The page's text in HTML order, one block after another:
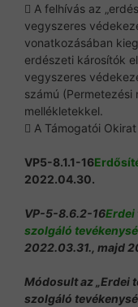
 A felhívás az
vegyszeres
vonatkozásában
erdészeti károsítók
vegyszeres
számú (Permetezési
mellékletekkel.
 A Támogatói
VP5-8.1.1-16
2022.04.30.
VP-5-8.6.2-16Erdei
szolgáló
2022.03.31., majd
Módosult az „Erdei
szolgáló